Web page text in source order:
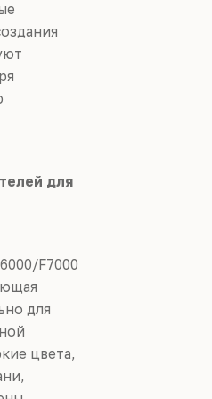
для
F7000
для
цвета,